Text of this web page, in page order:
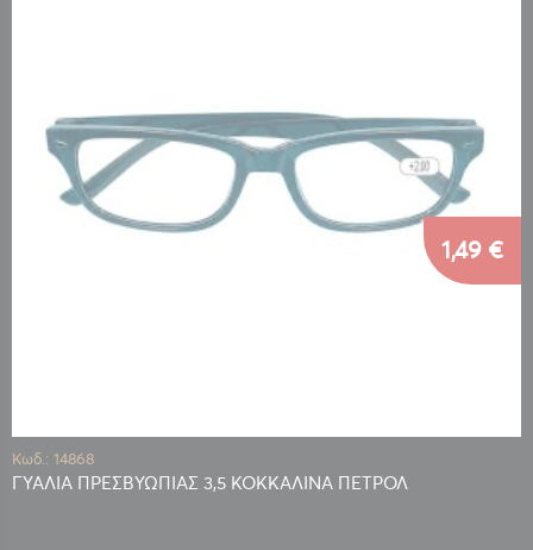
Κωδ.: 14868
ΓΥΑΛΙΑ ΠΡΕΣΒΥΩΠΙΑΣ 3,5 ΚΟΚΚΑΛΙΝΑ ΠΕΤΡΟΛ
1,49 €